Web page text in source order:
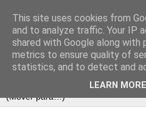
This site uses cookies from
and to analyze traffic. Your IP
shared with Google along with
metrics to ensure quality of
statistics, and to detect and
LEARN MORE